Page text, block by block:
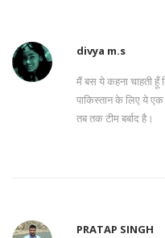
divya m.s
मैं बस ये कहना चाहती हूँ
पाकिस्तान के लिए ये
तब तक टीम बर्बाद है।
PRATAP SINGH